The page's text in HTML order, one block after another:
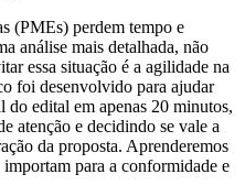
(PMEs) perdem tempo e
análise mais detalhada, não
essa situação é a agilidade na
foi desenvolvido para ajudar
edital em apenas 20 minutos,
atenção e decidindo se vale a
da proposta. Aprenderemos
para a conformidade e